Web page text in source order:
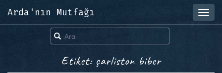
Arda'nın Mutfağı
Etiket: çarliston biber